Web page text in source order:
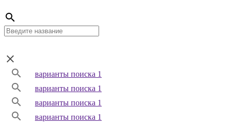
варианты поиска 1
варианты поиска 1
варианты поиска 1
варианты поиска 1